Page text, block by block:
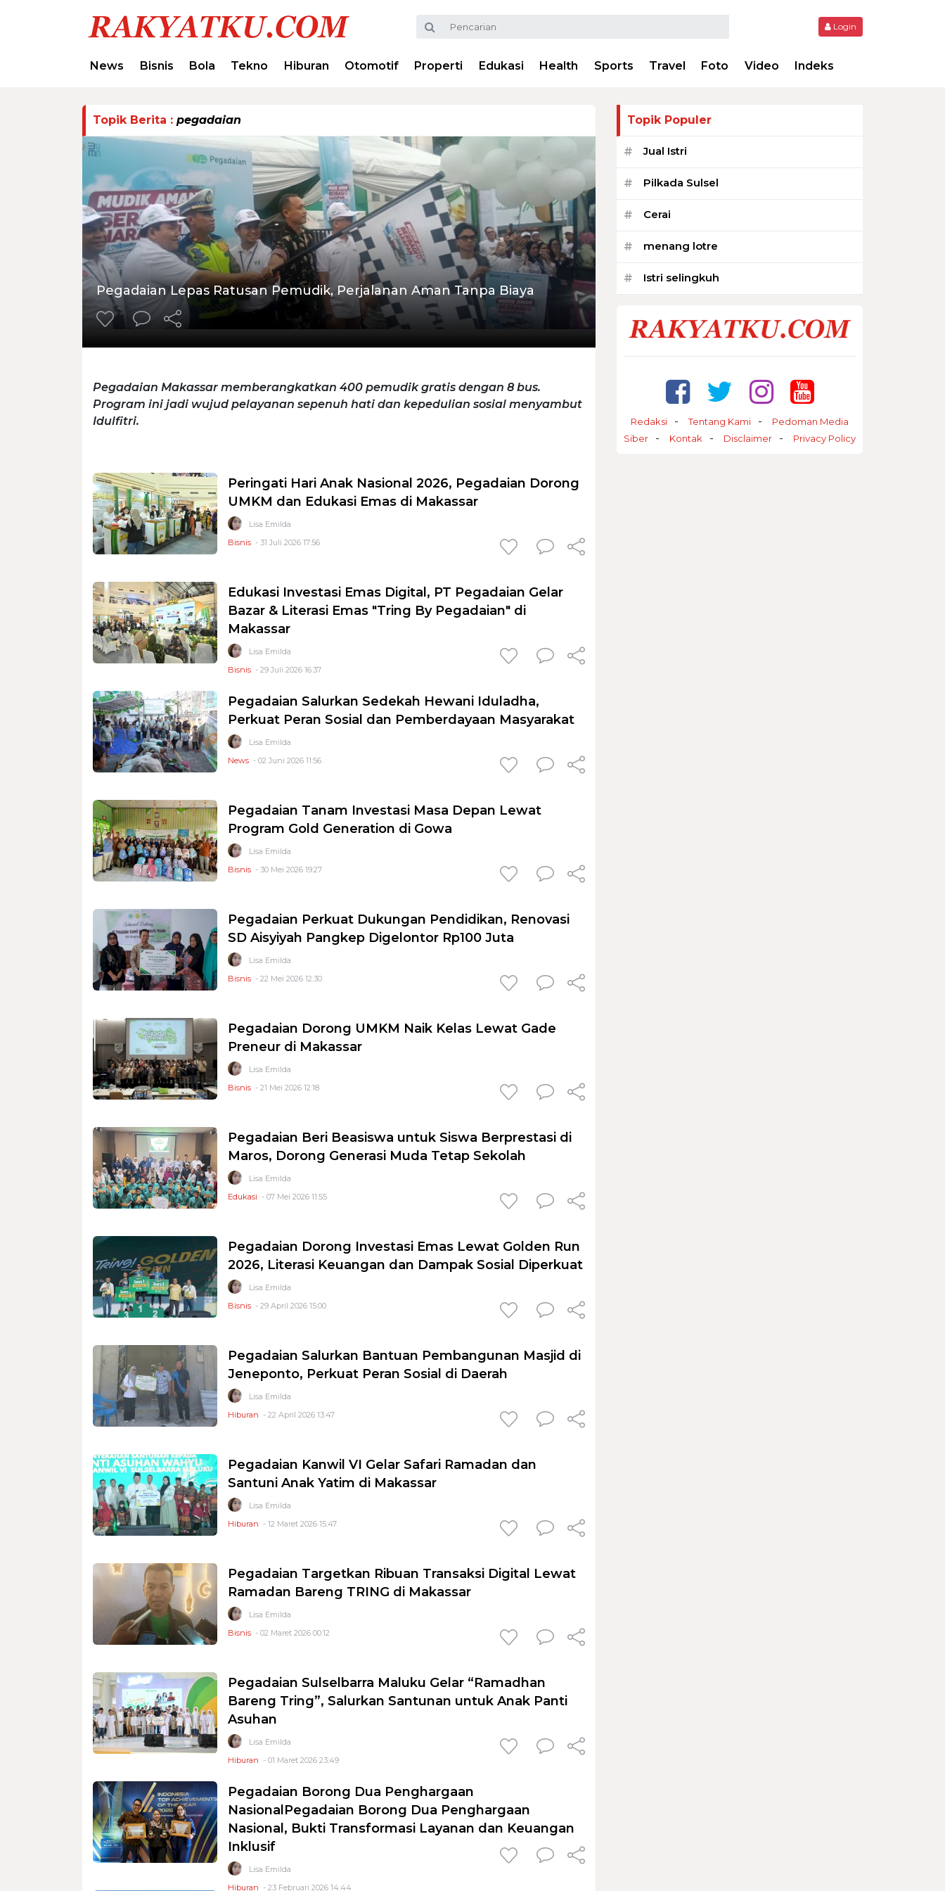
Login
News Bisnis Bola Tekno Hiburan Otomotif Properti Edukasi Health Sports Travel Foto Video Indeks
Topik Berita : pegadaian
Pegadaian Lepas Ratusan Pemudik, Perjalanan Aman Tanpa Biaya
Pegadaian Makassar memberangkatkan 400 pemudik gratis dengan 8 bus.
Program ini jadi wujud pelayanan sepenuh hati dan kepedulian sosial menyambut
Idulfitri.
Peringati Hari Anak Nasional 2026, Pegadaian Dorong
UMKM dan Edukasi Emas di Makassar
Lisa Emilda
Bisnis - 31 Juli 2026 17:56
Edukasi Investasi Emas Digital, PT Pegadaian Gelar
Bazar & Literasi Emas "Tring By Pegadaian" di
Makassar
Lisa Emilda
Bisnis - 29 Juli 2026 16:37
Pegadaian Salurkan Sedekah Hewani Iduladha,
Perkuat Peran Sosial dan Pemberdayaan Masyarakat
Lisa Emilda
News - 02 Juni 2026 11:56
Pegadaian Tanam Investasi Masa Depan Lewat
Program Gold Generation di Gowa
Lisa Emilda
Bisnis - 30 Mei 2026 19:27
Pegadaian Perkuat Dukungan Pendidikan, Renovasi
SD Aisyiyah Pangkep Digelontor Rp100 Juta
Lisa Emilda
Bisnis - 22 Mei 2026 12:30
Pegadaian Dorong UMKM Naik Kelas Lewat Gade
Preneur di Makassar
Lisa Emilda
Bisnis - 21 Mei 2026 12:18
Pegadaian Beri Beasiswa untuk Siswa Berprestasi di
Maros, Dorong Generasi Muda Tetap Sekolah
Lisa Emilda
Edukasi - 07 Mei 2026 11:55
Pegadaian Dorong Investasi Emas Lewat Golden Run
2026, Literasi Keuangan dan Dampak Sosial Diperkuat
Lisa Emilda
Bisnis - 29 April 2026 15:00
Pegadaian Salurkan Bantuan Pembangunan Masjid di
Jeneponto, Perkuat Peran Sosial di Daerah
Lisa Emilda
Hiburan - 22 April 2026 13:47
Pegadaian Kanwil VI Gelar Safari Ramadan dan
Santuni Anak Yatim di Makassar
Lisa Emilda
Hiburan - 12 Maret 2026 15:47
Pegadaian Targetkan Ribuan Transaksi Digital Lewat
Ramadan Bareng TRING di Makassar
Lisa Emilda
Bisnis - 02 Maret 2026 00:12
Pegadaian Sulselbarra Maluku Gelar “Ramadhan
Bareng Tring”, Salurkan Santunan untuk Anak Panti
Asuhan
Lisa Emilda
Hiburan - 01 Maret 2026 23:49
Pegadaian Borong Dua Penghargaan
NasionalPegadaian Borong Dua Penghargaan
Nasional, Bukti Transformasi Layanan dan Keuangan
Inklusif
Lisa Emilda
Hiburan - 23 Februari 2026 14:44
Topik Populer
# Jual Istri
# Pilkada Sulsel
# Cerai
# menang lotre
# Istri selingkuh
Redaksi Tentang Kami
Pedoman Media
Siber
Kontak Disclaimer Privacy Policy